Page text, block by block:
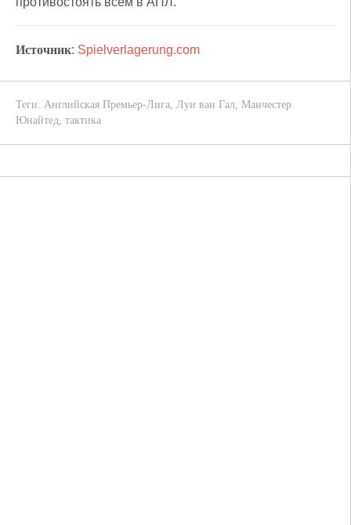
Источник: Spielverlagerung.com
Теги: Английская Премьер-Лига, Луи ван Гал, Манчестер
Юнайтед, тактика